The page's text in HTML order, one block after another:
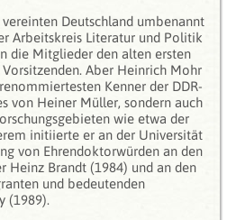
Deutschland umbenannt
Arbeitskreis Literatur und Politik
die Mitglieder den alten ersten
Aber Heinrich Mohr
Kenner der DDR-
von Heiner Müller, sondern auch
wie etwa der
initiierte er an der Universität
von Ehrendoktorwürden an den
Heinz Brandt (1984) und an den
und bedeutenden
(1989).